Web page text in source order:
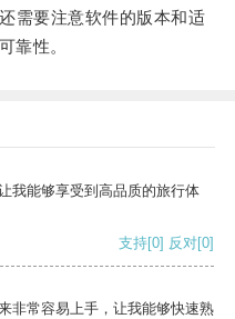
要注意软件的版本和适
靠性。
我能够享受到高品质的旅行体
支持[0] 反对[0]
非常容易上手，让我能够快速熟